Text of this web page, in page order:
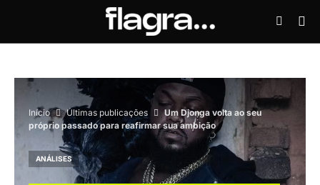
Início Últimas publicações
Um Djonga volta ao seu
próprio passado para reafirmar sua ambição
ANÁLISES